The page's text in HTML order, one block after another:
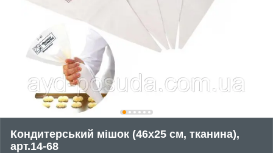
Кондитерський мішок (46х25 см, тканина),
арт.14-68